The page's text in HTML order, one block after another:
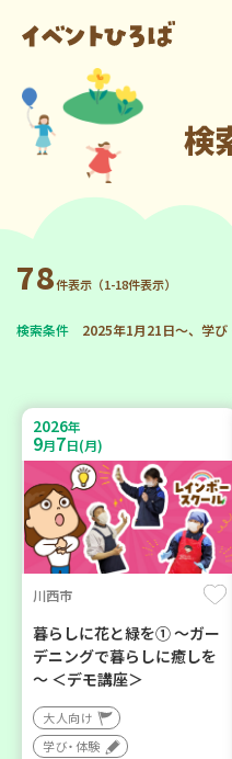
検
78件表示（1-18件表示）
検索条件 2025年1月21日～、学び
2026年
9月7日(月)
川西市
暮らしに花と緑を① ～ガー
デニングで暮らしに癒しを
～ ＜デモ講座＞
大人向け
学び・体験